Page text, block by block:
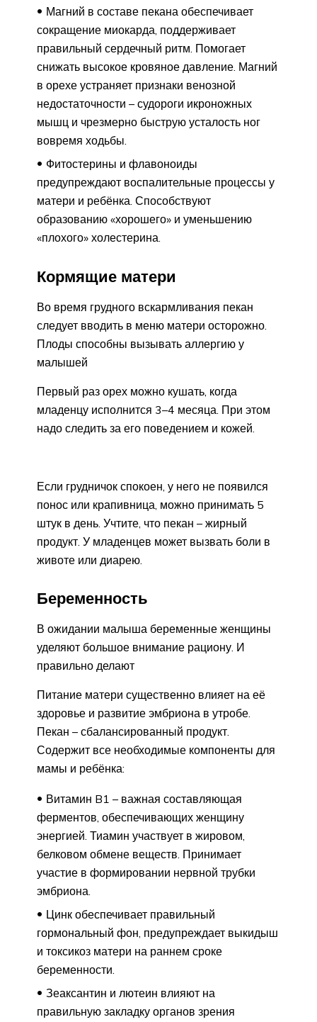
Магний в составе пекана обеспечивает
сокращение миокарда, поддерживает
правильный сердечный ритм. Помогает
снижать высокое кровяное давление. Магний
в орехе устраняет признаки венозной
недостаточности – судороги икроножных
мышц и чрезмерно быструю усталость ног
вовремя ходьбы.
Фитостерины и флавоноиды
предупреждают воспалительные процессы у
матери и ребёнка. Способствуют
образованию «хорошего» и уменьшению
«плохого» холестерина.
Кормящие матери
Во время грудного вскармливания пекан
следует вводить в меню матери осторожно.
Плоды способны вызывать аллергию у
малышей
Первый раз орех можно кушать, когда
младенцу исполнится 3–4 месяца. При этом
надо следить за его поведением и кожей.
Если грудничок спокоен, у него не появился
понос или крапивница, можно принимать 5
штук в день. Учтите, что пекан – жирный
продукт. У младенцев может вызвать боли в
животе или диарею.
Беременность
В ожидании малыша беременные женщины
уделяют большое внимание рациону. И
правильно делают
Питание матери существенно влияет на её
здоровье и развитие эмбриона в утробе.
Пекан – сбалансированный продукт.
Содержит все необходимые компоненты для
мамы и ребёнка:
Витамин B1 – важная составляющая
ферментов, обеспечивающих женщину
энергией. Тиамин участвует в жировом,
белковом обмене веществ. Принимает
участие в формировании нервной трубки
эмбриона.
Цинк обеспечивает правильный
гормональный фон, предупреждает выкидыш
и токсикоз матери на раннем сроке
беременности.
Зеаксантин и лютеин влияют на
правильную закладку органов зрения